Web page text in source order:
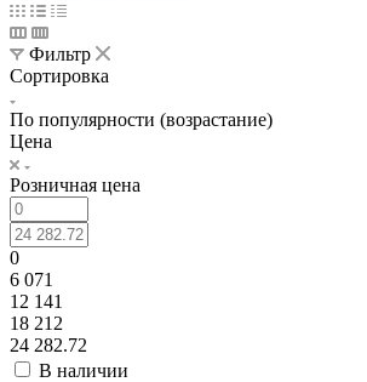
Фильтр
Сортировка
По популярности (возрастание)
Цена
Розничная цена
0
6 071
12 141
18 212
24 282.72
В наличии